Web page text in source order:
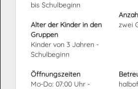
bis Schulbeginn
Alter der Kinder in den
Gruppen
Kinder von 3 Jahren -
Schulbeginn
zwei
Öffnungszeiten
Mo-Do: 07:00 Uhr -